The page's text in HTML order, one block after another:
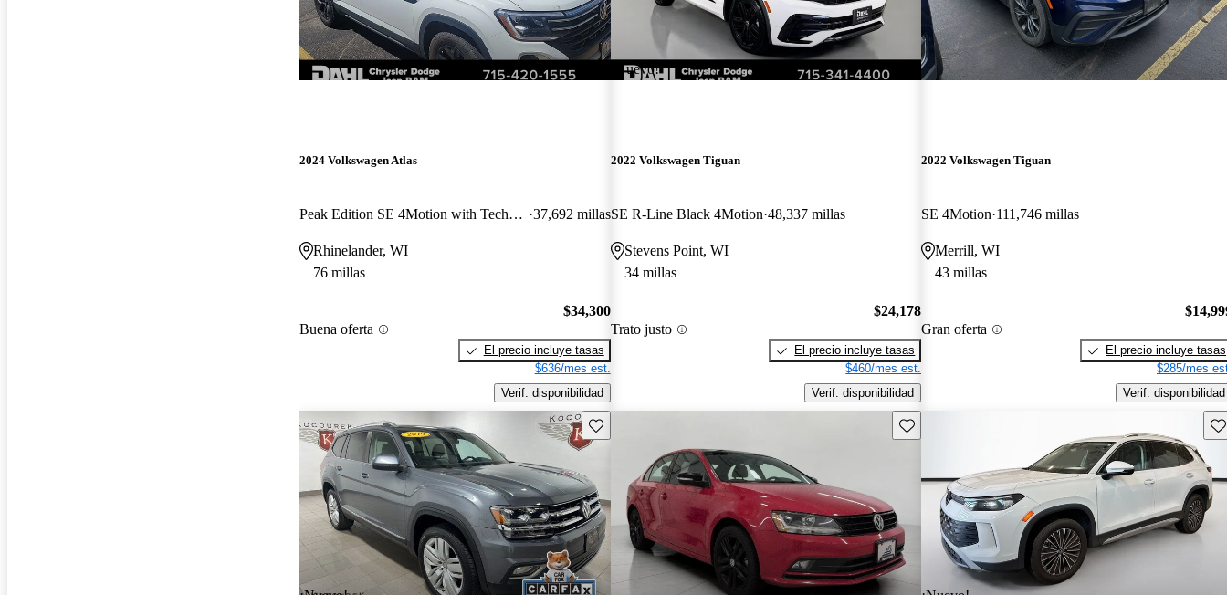
2024 Volkswagen Atlas
Peak Edition SE 4Motion with Technology 37,692 millas
Rhinelander, WI
76 millas
Buena oferta
$34,300
El precio incluye tasas
$636/mes est.
Verif. disponibilidad
¡Nuevo!
2022 Volkswagen Tiguan
SE R-Line Black 4Motion 48,337 millas
Stevens Point, WI
34 millas
Trato justo
$24,178
El precio incluye tasas
$460/mes est.
Verif. disponibilidad
2022 Volkswagen Tiguan
SE 4Motion 111,746 millas
Merrill, WI
43 millas
Gran oferta
El precio incluye tasas
$285/mes
Verif. disponibilidad
Guarda este Aviso Guarda este Aviso